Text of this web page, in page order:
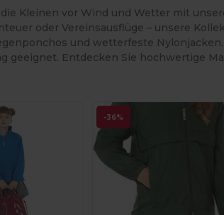
Kleinen vor Wind und Wetter mit
oder Vereinsausflüge – unsere
und wetterfeste
geeignet. Entdecken Sie hochwertige
-36%